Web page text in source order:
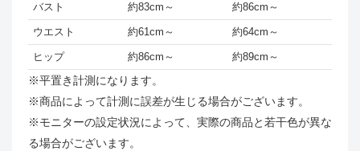
バスト 約83cm～ 約86cm～
ウエスト 約61cm～ 約64cm～
ヒップ 約86cm～ 約89cm～
※平置き計測になります。
※商品によって計測に誤差が生じる場合がございます。
※モニターの設定状況によって、実際の商品と若干色が異な
る場合がございます。